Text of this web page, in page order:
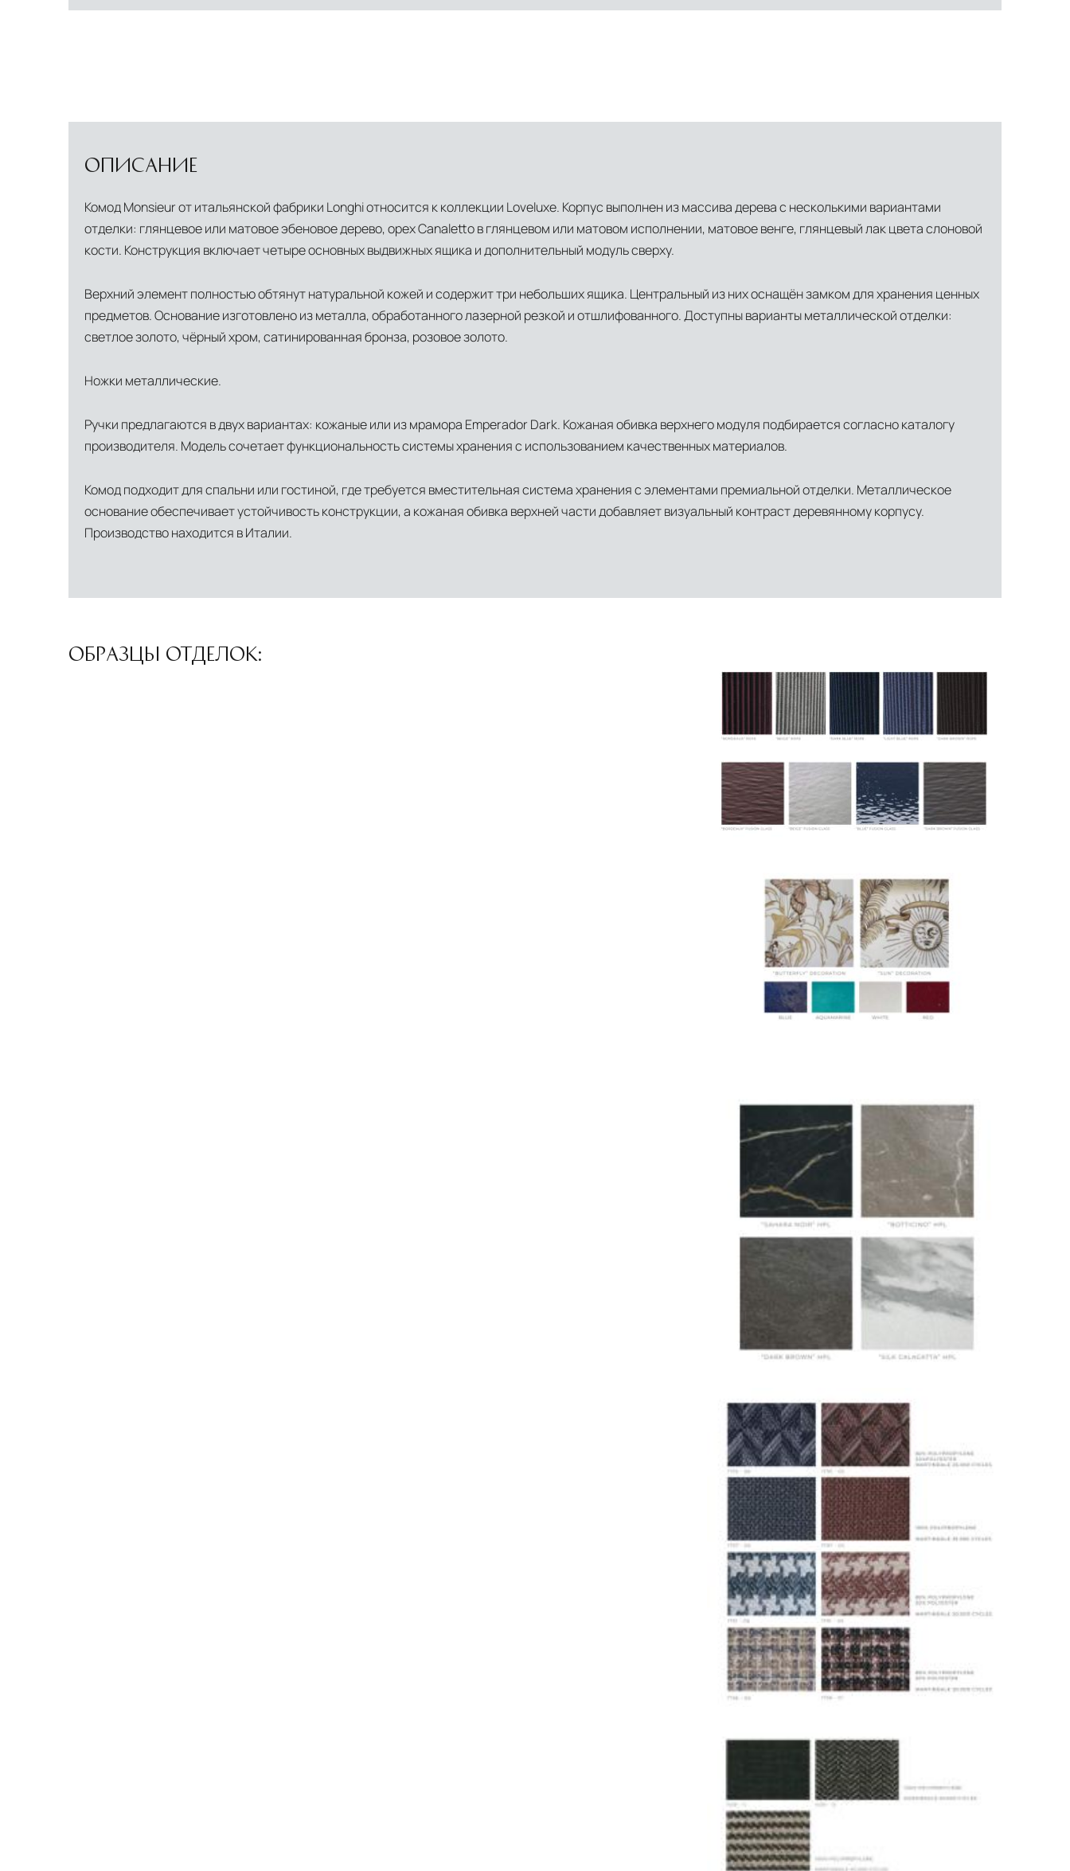
ОПИСАНИЕ
Комод Monsieur от итальянской фабрики Longhi относится к коллекции Loveluxe. Корпус выполнен из массива дерева с несколькими вариантами
отделки: глянцевое или матовое эбеновое дерево, орех Canaletto в глянцевом или матовом исполнении, матовое венге, глянцевый лак цвета слоновой
кости. Конструкция включает четыре основных выдвижных ящика и дополнительный модуль сверху.
Верхний элемент полностью обтянут натуральной кожей и содержит три небольших ящика. Центральный из них оснащён замком для хранения ценных
предметов. Основание изготовлено из металла, обработанного лазерной резкой и отшлифованного. Доступны варианты металлической отделки:
светлое золото, чёрный хром, сатинированная бронза, розовое золото.
Ножки металлические.
Ручки предлагаются в двух вариантах: кожаные или из мрамора Emperador Dark. Кожаная обивка верхнего модуля подбирается согласно каталогу
производителя. Модель сочетает функциональность системы хранения с использованием качественных материалов.
Комод подходит для спальни или гостиной, где требуется вместительная система хранения с элементами премиальной отделки. Металлическое
основание обеспечивает устойчивость конструкции, а кожаная обивка верхней части добавляет визуальный контраст деревянному корпусу.
Производство находится в Италии.
ОБРАЗЦЫ ОТДЕЛОК: